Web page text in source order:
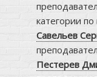
категории
Савельев
Пестерев